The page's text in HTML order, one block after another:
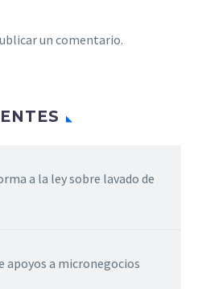
un comentario.
a la ley sobre lavado de
apoyos a micronegocios